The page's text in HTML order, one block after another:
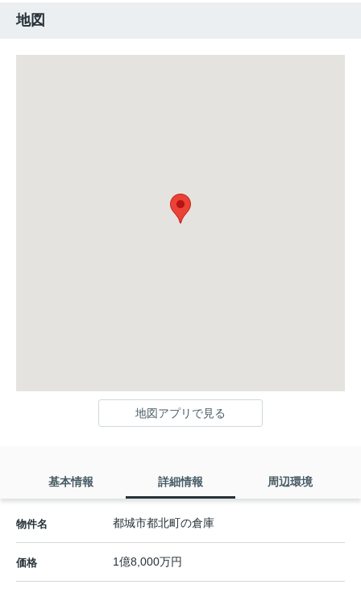
地図
地図アプリで見る
基本情報 詳細情報 周辺環境
物件名 都城市都北町の倉庫
価格 1億8,000万円